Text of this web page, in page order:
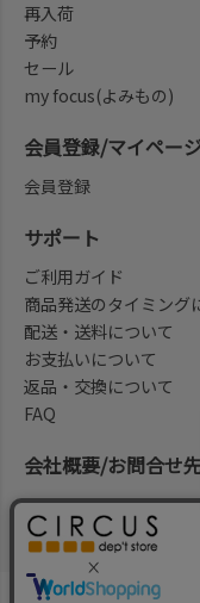
会社概要/お問合せ
再入荷
予約
セール
my focus(よみもの)
会員登録/マイペー
会員登録
サポート
ご利用ガイド
商品発送のタイミング
配送・送料について
お支払いについて
返品・交換について
FAQ
法律に基づく表示
©2004-2026 子供服